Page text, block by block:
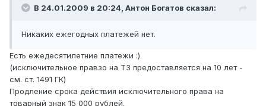
В 24.01.2009 в 20:24, Антон Богатов сказал:
Никаких ежегодных платежей нет.
Есть ежедесятилетние платежи :)
(исключительное правзо на ТЗ предоставляется на 10 лет -
см. ст. 1491 ГК)
Продление срока действия исключительного права на
товарный знак 15 000 рублей.